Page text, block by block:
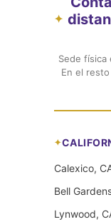
✦
Sede física
En el
Calexico,
Bell
Lynwood,